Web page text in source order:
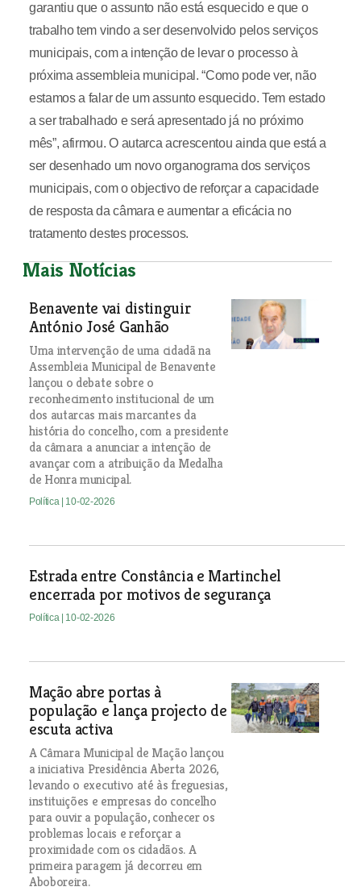
garantiu que o assunto não está esquecido e que o
trabalho tem vindo a ser desenvolvido pelos serviços
municipais, com a intenção de levar o processo à
próxima assembleia municipal. “Como pode ver, não
estamos a falar de um assunto esquecido. Tem estado
a ser trabalhado e será apresentado já no próximo
mês”, afirmou. O autarca acrescentou ainda que está a
ser desenhado um novo organograma dos serviços
municipais, com o objectivo de reforçar a capacidade
de resposta da câmara e aumentar a eficácia no
tratamento destes processos.
Mais Notícias
Benavente vai distinguir
António José Ganhão
Uma intervenção de uma cidadã na
Assembleia Municipal de Benavente
lançou o debate sobre o
reconhecimento institucional de um
dos autarcas mais marcantes da
história do concelho, com a presidente
da câmara a anunciar a intenção de
avançar com a atribuição da Medalha
de Honra municipal.
Política | 10-02-2026
Estrada entre Constância e Martinchel
encerrada por motivos de segurança
Política | 10-02-2026
Mação abre portas à
população e lança projecto de
escuta activa
A Câmara Municipal de Mação lançou
a iniciativa Presidência Aberta 2026,
levando o executivo até às freguesias,
instituições e empresas do concelho
para ouvir a população, conhecer os
problemas locais e reforçar a
proximidade com os cidadãos. A
primeira paragem já decorreu em
Aboboreira.